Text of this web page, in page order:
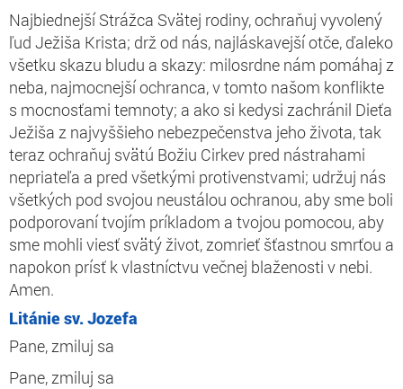
Najbiednejší Strážca Svätej rodiny, ochraňuj vyvolený
ľud Ježiša Krista; drž od nás, najláskavejší otče, ďaleko
všetku skazu bludu a skazy: milosrdne nám pomáhaj z
neba, najmocnejší ochranca, v tomto našom konflikte
s mocnosťami temnoty; a ako si kedysi zachránil Dieťa
Ježiša z najvyššieho nebezpečenstva jeho života, tak
teraz ochraňuj svätú Božiu Cirkev pred nástrahami
nepriateľa a pred všetkými protivenstvami; udržuj nás
všetkých pod svojou neustálou ochranou, aby sme boli
podporovaní tvojím príkladom a tvojou pomocou, aby
sme mohli viesť svätý život, zomrieť šťastnou smrťou a
napokon prísť k vlastníctvu večnej blaženosti v nebi.
Amen.
Litánie sv. Jozefa
Pane, zmiluj sa
Pane, zmiluj sa